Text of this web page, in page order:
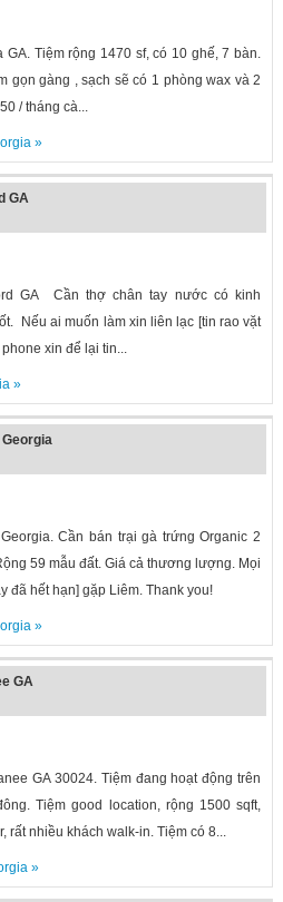
GA. Tiệm rộng 1470 sf, có 10 ghế, 7 bàn.
gọn gàng , sạch sẽ có 1 phòng wax và 2
/ tháng cà...
»
GA
GA Cần thợ chân tay nước có kinh
Nếu ai muốn làm xin liên lạc [tin rao vặt
xin để lại tin...
»
Cần bán trại gà trứng Organic 2
59 mẫu đất. Giá cả thương lượng. Mọi
đã hết hạn] gặp Liêm. Thank you!
»
GA
GA 30024. Tiệm đang hoạt động trên
Tiệm good location, rộng 1500 sqft,
rất nhiều khách walk-in. Tiệm có 8...
»